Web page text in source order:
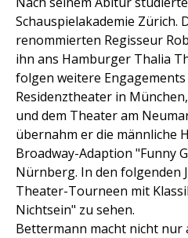
Schauspielakademie Zürich.
renommierten Regisseur
ihn ans Hamburger Thalia
folgen weitere
Residenztheater in
und dem Theater am
übernahm er die männliche
Broadway-Adaption "Funny
Nürnberg. In den folgenden
Theater-Tourneen mit
Nichtsein" zu sehen.
Bettermann macht nicht nur